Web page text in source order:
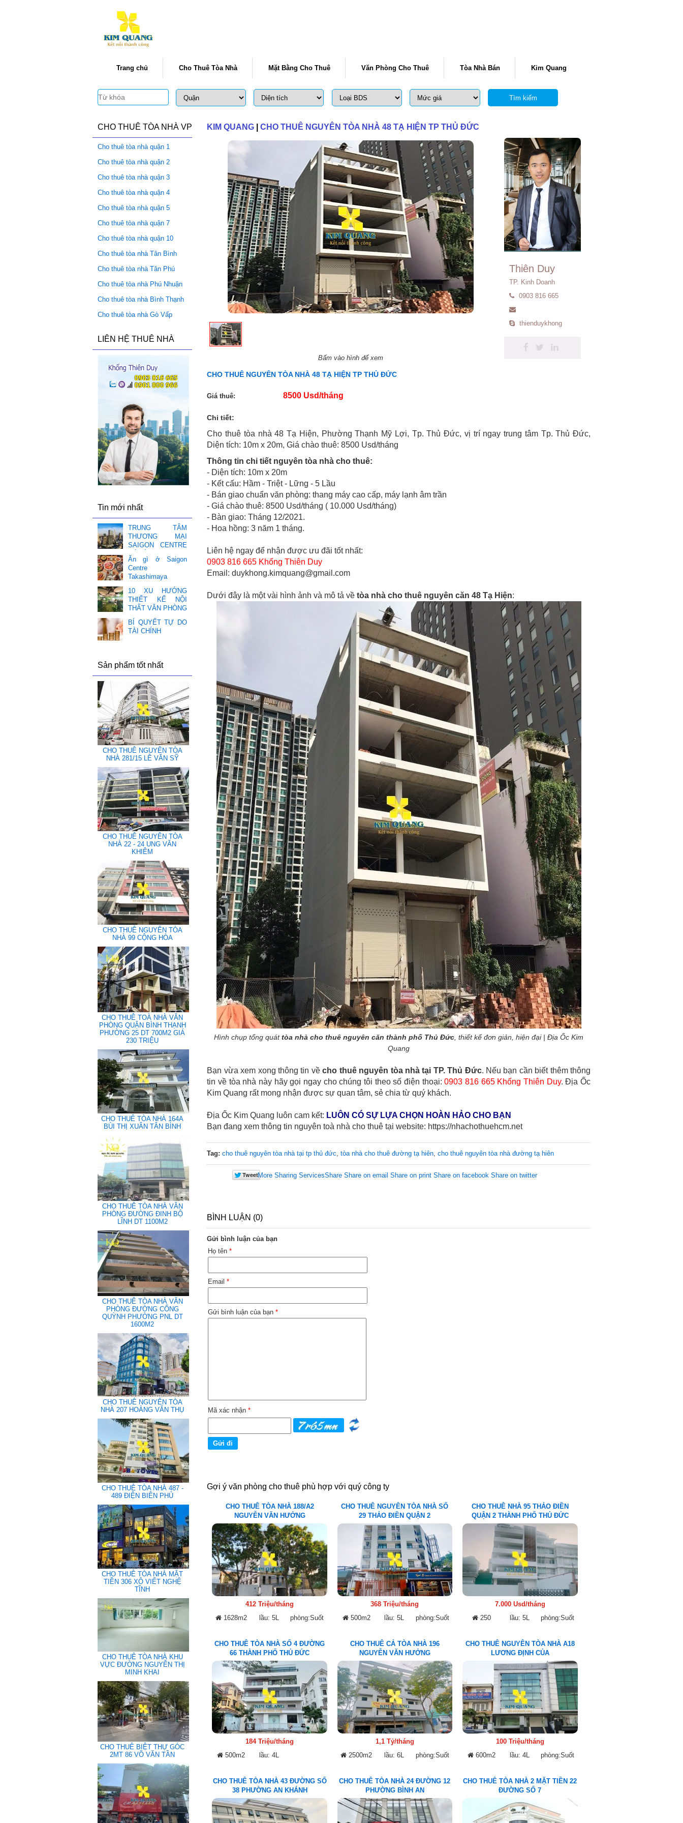
Tìm kiếm
KIM QUANG |CHO THUÊ NGUYÊN TÒA NHÀ 48 TẠ HIỆN TP THỦ ĐỨC
Thiên Duy
TP. Kinh Doanh
0903 816 665
thienduykhong
Bấm vào hình để xem
CHO THUÊ NGUYÊN TÒA NHÀ 48 TẠ HIỆN TP THỦ ĐỨC
Giá thuê: 8500 Usd/tháng
Chi tiết:
Cho thuê tòa nhà 48 Tạ Hiện, Phường Thạnh Mỹ Lợi, Tp. Thủ Đức, vị trí ngay trung tâm Tp. Thủ Đức,
Diện tích: 10m x 20m, Giá chào thuê: 8500 Usd/tháng
Thông tin chi tiết nguyên tòa nhà cho thuê:
- Diện tích: 10m x 20m
- Kết cấu: Hầm - Triệt - Lững - 5 Lầu
- Bán giao chuẩn văn phòng: thang máy cao cấp, máy lạnh âm trần
- Giá chào thuê: 8500 Usd/tháng ( 10.000 Usd/tháng)
- Bàn giao: Tháng 12/2021.
- Hoa hồng: 3 năm 1 tháng.
Liên hệ ngay để nhận được ưu đãi tốt nhất:
0903 816 665 Khổng Thiên Duy
Email: duykhong.kimquang@gmail.com
Dưới đây là một vài hình ảnh và mô tả vềtòa nhà cho thuê nguyên căn 48 Tạ Hiện:
Hình chụp tổng quáttòa nhà cho thuê nguyên căn thành phố Thủ Đức , thiết kế đơn giản, hiện đại | Địa Ốc Kim
Quang
Bạn vừa xem xong thông tin vềcho thuê nguyên tòa nhà tại TP. Thủ Đức. Nếu bạn cần biết thêm thông
tin về tòa nhà này hãy gọi ngay cho chúng tôi theo số điện thoại:0903 816 665 Khổng Thiên Duy. Địa Ốc
Kim Quang rất mong nhận được sự quan tâm, sẻ chia từ quý khách.
Địa Ốc Kim Quang luôn cam kết: LUÔN CÓ SỰ LỰA CHỌN HOÀN HẢO CHO BẠN
Bạn đang xem thông tin nguyên toà nhà cho thuê tại website: https://nhachothuehcm.net
Tag: cho thuê nguyên tòa nhà tại tp thủ đức ,tòa nhà cho thuê đường tạ hiên ,cho thuê nguyên tòa nhà đường tạ hiên
More Sharing ServicesShare Share on email Share on print Share on facebook Share on twitter
BÌNH LUẬN (0)
Gửi bình luận của bạn
Họ tên*
Email*
Gửi bình luận của bạn*
Mã xác nhận*
Gợi ý văn phòng cho thuê phù hợp với quý công ty
CHO THUÊ TÒA NHÀ 188/A2
NGUYỄN VĂN HƯỞNG
412 Triệu/tháng
1628m2
lầu: 5L phòng:Suốt
CHO THUÊ NGUYÊN TÒA NHÀ SỐ
29 THẢO ĐIỀN QUẬN 2
368 Triệu/tháng
500m2
lầu: 5L phòng:Suốt
CHO THUÊ NHÀ 95 THẢO ĐIỀN
QUẬN 2 THÀNH PHỐ THỦ ĐỨC
7.000 Usd/tháng
250
lầu: 5L phòng:Suốt
CHO THUÊ TÒA NHÀ SỐ 4 ĐƯỜNG
66 THÀNH PHỐ THỦ ĐỨC
184 Triệu/tháng
500m2
lầu: 4L
CHO THUÊ CẢ TÒA NHÀ 196
NGUYỄN VĂN HƯỞNG
1,1 Tỷ/tháng
2500m2
lầu: 6L phòng:Suốt
CHO THUÊ NGUYÊN TÒA NHÀ A18
LƯƠNG ĐỊNH CỦA
100 Triệu/tháng
600m2
lầu: 4L phòng:Suốt
CHO THUÊ TÒA NHÀ 43 ĐƯỜNG SỐ
38 PHƯỜNG AN KHÁNH
CHO THUÊ TÒA NHÀ 24 ĐƯỜNG 12
PHƯỜNG BÌNH AN
CHO THUÊ TÒA NHÀ 2 MẶT TIỀN 22
ĐƯỜNG SỐ 7
CHO THUÊ TÒA NHÀ VP
Cho thuê tòa nhà quận 1
Cho thuê tòa nhà quận 2
Cho thuê tòa nhà quận 3
Cho thuê tòa nhà quận 4
Cho thuê tòa nhà quận 5
Cho thuê tòa nhà quận 7
Cho thuê tòa nhà quận 10
Cho thuê tòa nhà Tân Bình
Cho thuê tòa nhà Tân Phú
Cho thuê tòa nhà Phú Nhuận
Cho thuê tòa nhà Bình Thạnh
Cho thuê tòa nhà Gò Vấp
LIÊN HỆ THUÊ NHÀ
Tin mới nhất
TRUNG TÂM
THƯƠNG MẠI
SAIGON CENTRE
CÓ GÌ HOT ❤️
Ăn gì ở Saigon
Centre
Takashimaya
10 XU HƯỚNG
THIẾT KẾ NỘI
THẤT VĂN PHÒNG
BÍ QUYẾT TỰ DO
TÀI CHÍNH
Sản phẩm tốt nhất
CHO THUÊ NGUYÊN TÒA
NHÀ 281/15 LÊ VĂN SỸ
CHO THUÊ NGUYÊN TÒA
NHÀ 22 - 24 UNG VĂN
KHIÊM
CHO THUÊ NGUYÊN TÒA
NHÀ 99 CỘNG HÒA
CHO THUÊ TOÀ NHÀ VĂN
PHÒNG QUẬN BÌNH THẠNH
PHƯỜNG 25 DT 700M2 GIÁ
230 TRIỆU
CHO THUÊ TÒA NHÀ 164A
BÙI THỊ XUÂN TÂN BÌNH
CHO THUÊ TÒA NHÀ VĂN
PHÒNG ĐƯỜNG ĐINH BỘ
LĨNH DT 1100M2
CHO THUÊ TÒA NHÀ VĂN
PHÒNG ĐƯỜNG CỐNG
QUỲNH PHƯỜNG PNL DT
1600M2
CHO THUÊ NGUYÊN TÒA
NHÀ 207 HOÀNG VĂN THỤ
CHO THUÊ TÒA NHÀ 487 -
489 ĐIỆN BIÊN PHỦ
CHO THUÊ TÒA NHÀ MẶT
TIỀN 306 XÔ VIẾT NGHỆ
TĨNH
CHO THUÊ TÒA NHÀ KHU
VỰC ĐƯỜNG NGUYỄN THỊ
MINH KHAI
CHO THUÊ BIỆT THỰ GÓC
2MT 86 VÕ VĂN TẦN
Trang chủ Cho Thuê Tòa Nhà Mặt Bằng Cho Thuê Văn Phòng Cho Thuê Tòa Nhà Bán Kim Quang